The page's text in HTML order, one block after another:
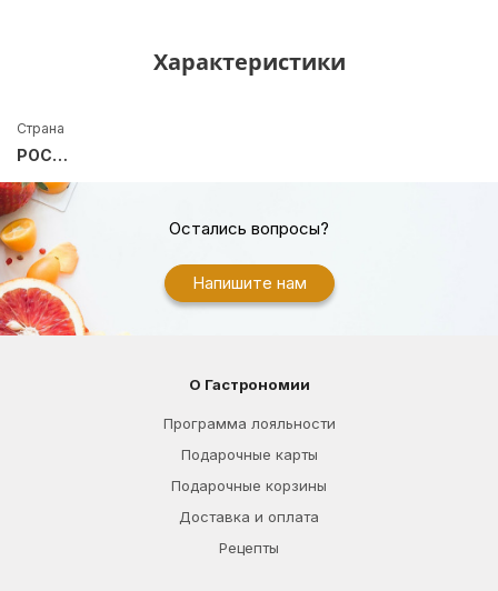
Характеристики
Страна
РОССИЯ
Остались вопросы?
Напишите нам
О Гастрономии
Программа лояльности
Подарочные карты
Подарочные корзины
Доставка и оплата
Рецепты